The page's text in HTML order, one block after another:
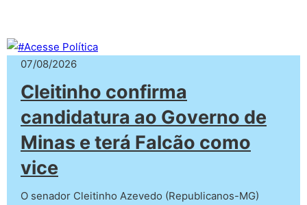
07/08/2026
Cleitinho confirma
candidatura ao Governo de
Minas e terá Falcão como
vice
O senador Cleitinho Azevedo (Republicanos-MG)